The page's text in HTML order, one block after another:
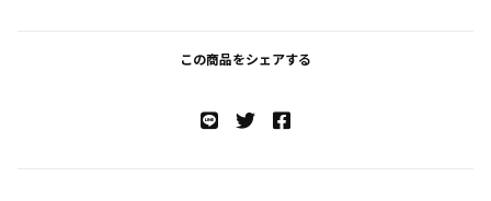
この商品をシェアする